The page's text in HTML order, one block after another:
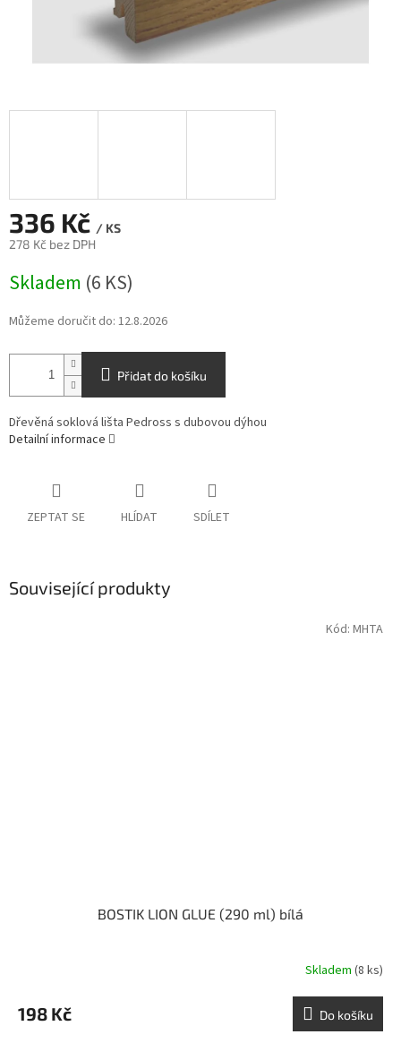
336 Kč / KS
278 Kč bez DPH
cena:
Skladem (6 KS)
Můžeme doručit do: 12.8.2026
Přidat do košíku
Dřevěná soklová lišta Pedross s dubovou dýhou
Detailní informace
ZEPTAT SE HLÍDAT SDÍLET
Související produkty
BOSTIK LION GLUE (290 ml) bílá
Skladem (8 ks)
198 Kč Do košíku
Kód: MHTA